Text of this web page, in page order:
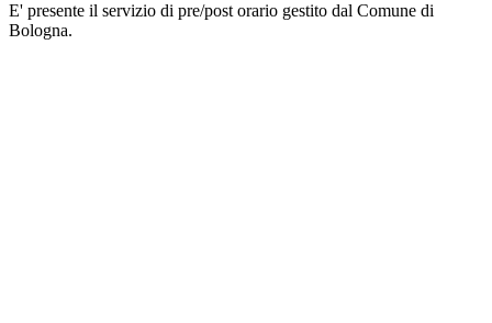
E' presente il servizio di pre/post orario gestito dal Comune di
Bologna.